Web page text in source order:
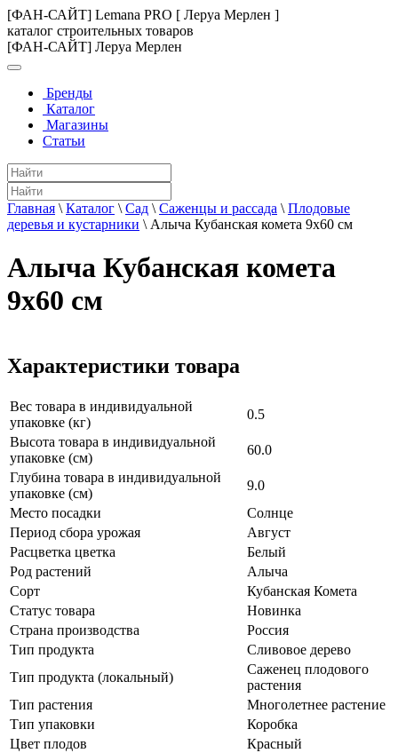
[ФАН-САЙТ] Lemana PRO [ Леруа Мерлен ]
каталог строительных товаров
[ФАН-САЙТ] Леруа Мерлен
Бренды
Каталог
Магазины
Статьи
Главная \ Каталог \ Сад \ Саженцы и рассада \ Плодовые
деревья и кустарники \ Алыча Кубанская комета 9x60 см
Алыча Кубанская комета
9x60 см
Характеристики товара
Вес товара в индивидуальной
упаковке (кг)
0.5
Высота товара в индивидуальной
упаковке (см)
60.0
Глубина товара в индивидуальной
упаковке (см)
9.0
Место посадки
Солнце
Период сбора урожая
Август
Расцветка цветка
Белый
Род растений
Алыча
Сорт
Кубанская Комета
Статус товара
Новинка
Страна производства
Россия
Тип продукта
Сливовое дерево
Тип продукта (локальный)
Саженец плодового
растения
Тип растения
Многолетнее растение
Тип упаковки
Коробка
Цвет плодов
Красный